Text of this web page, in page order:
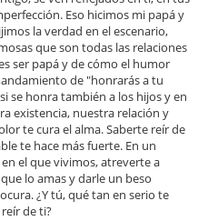
Eso hicimos mi papá y
la verdad en el escenario,
que son todas las relaciones
ser papá y de cómo el humor
de "honrarás a tu
se honra también a los hijos y en
existencia, nuestra relación y
te cura el alma. Saberte reír de
te hace más fuerte. En un
el que vivimos, atreverte a
lo amas y darle un beso
¿Y tú, qué tan en serio te
de ti?